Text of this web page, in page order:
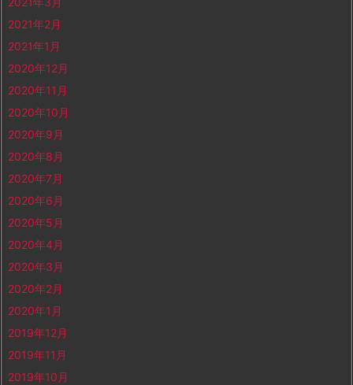
2021年2月
2021年1月
2020年12月
2020年11月
2020年10月
2020年9月
2020年8月
2020年7月
2020年6月
2020年5月
2020年4月
2020年3月
2020年2月
2020年1月
2019年12月
2019年11月
2019年10月